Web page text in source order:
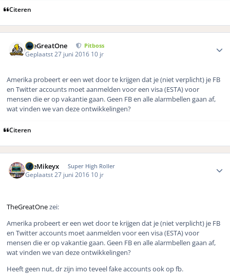
Citeren
TheGreatOne Pitboss
Geplaatst27 juni 2016 10 jr
Amerika probeert er een wet door te krijgen dat je (niet verplicht) je FB
en Twitter accounts moet aanmelden voor een visa (ESTA) voor
mensen die er op vakantie gaan. Geen FB en alle alarmbellen gaan af,
wat vinden we van deze ontwikkelingen?
Citeren
TheMikeyx Super High Roller
Geplaatst27 juni 2016 10 jr
TheGreatOnezei:
Amerika probeert er een wet door te krijgen dat je (niet verplicht) je FB
en Twitter accounts moet aanmelden voor een visa (ESTA) voor
mensen die er op vakantie gaan. Geen FB en alle alarmbellen gaan af,
wat vinden we van deze ontwikkelingen?
Heeft geen nut, dr zijn imo teveel fake accounts ook op fb.